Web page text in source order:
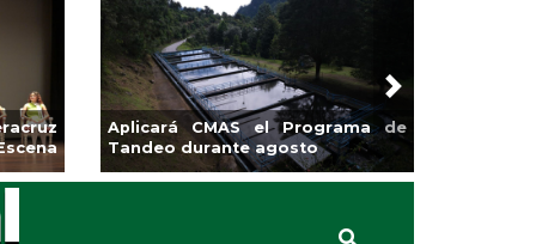
la
Continúa Coatza Vive el Verano
2026 con cine, actividades
lúdicas y expo
Next